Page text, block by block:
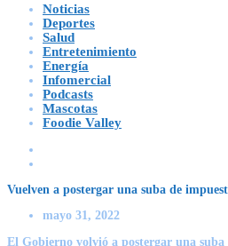
Noticias
Deportes
Salud
Entretenimiento
Energía
Infomercial
Podcasts
Mascotas
Foodie Valley
Vuelven a postergar una suba de
mayo 31, 2022
El Gobierno volvió a postergar una suba